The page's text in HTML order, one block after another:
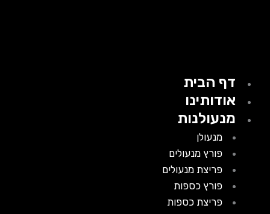
דף הבית
אודותינו
מנעולנות
מנעולן
פורץ מנעולים
פריצת מנעולים
פורץ כספות
פריצת כספות